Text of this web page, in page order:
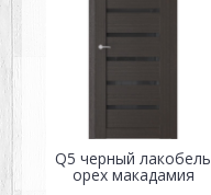
Q5 черный лакобель
орех макадамия